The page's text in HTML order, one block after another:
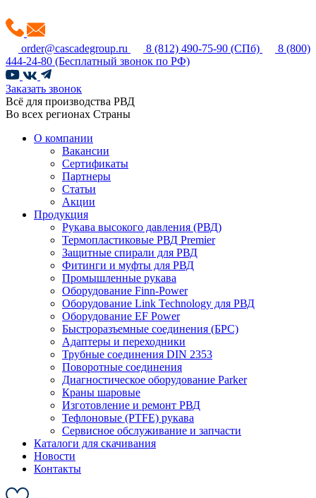
order@cascadegroup.ru 8 (812) 490-75-90 (СПб)
8 (800)
444-24-80 (Бесплатный звонок по РФ)
Заказать звонок
Всё для производства РВД
Во всех регионах Страны
О компании
Вакансии
Сертификаты
Партнеры
Статьи
Акции
Продукция
Рукава высокого давления (РВД)
Термопластиковые РВД Premier
Защитные спирали для РВД
Фитинги и муфты для РВД
Промышленные рукава
Оборудование Finn-Power
Оборудование Link Technology для РВД
Оборудование EF Power
Быстроразъемные соединения (БРС)
Адаптеры и переходники
Трубные соединения DIN 2353
Поворотные соединения
Диагностическое оборудование Parker
Краны шаровые
Изготовление и ремонт РВД
Тефлоновые (PTFE) рукава
Сервисное обслуживание и запчасти
Каталоги для скачивания
Новости
Контакты